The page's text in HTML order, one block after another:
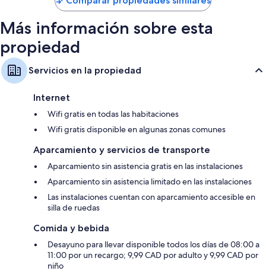
Más información sobre esta
propiedad
Servicios en la propiedad
Internet
Wifi gratis en todas las habitaciones
Wifi gratis disponible en algunas zonas comunes
Aparcamiento y servicios de transporte
Aparcamiento sin asistencia gratis en las instalaciones
Aparcamiento sin asistencia limitado en las instalaciones
Las instalaciones cuentan con aparcamiento accesible en
silla de ruedas
Comida y bebida
Desayuno para llevar disponible todos los días de 08:00 a
11:00 por un recargo; 9,99 CAD por adulto y 9,99 CAD por
niño